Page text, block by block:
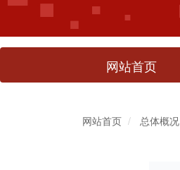
网站首页
网站首页 总体概况